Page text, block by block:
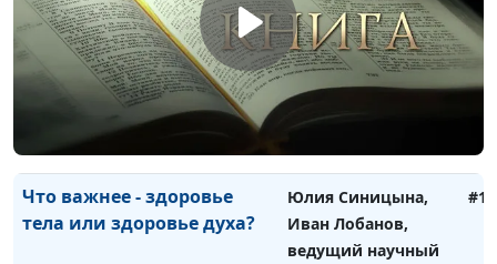
Что говорит Библия о
лжепророках?
Юлия Синицына,
Иван Лобанов,
ведущий научный
сотрудник Института
перевода Библии
им. М.П. Кулакова
Что важнее - здоровье
тела или здоровье духа?
Юлия Синицына,
Иван Лобанов,
ведущий научный